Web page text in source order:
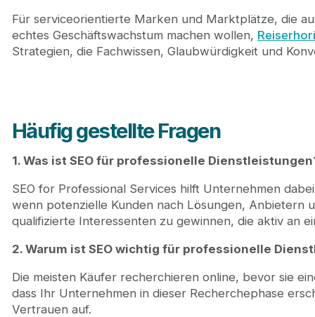
Für serviceorientierte Marken und Marktplätze, die
echtes Geschäftswachstum machen wollen,
Strategien, die Fachwissen, Glaubwürdigkeit und
Häufig gestellte Fragen
1. Was ist SEO für professionelle
SEO for Professional Services hilft Unternehmen
wenn potenzielle Kunden nach Lösungen, Anbietern
qualifizierte Interessenten zu gewinnen, die aktiv an
2. Warum ist SEO wichtig für professionelle
Die meisten Käufer recherchieren online, bevor sie
dass Ihr Unternehmen in dieser Recherchephase
Vertrauen auf.